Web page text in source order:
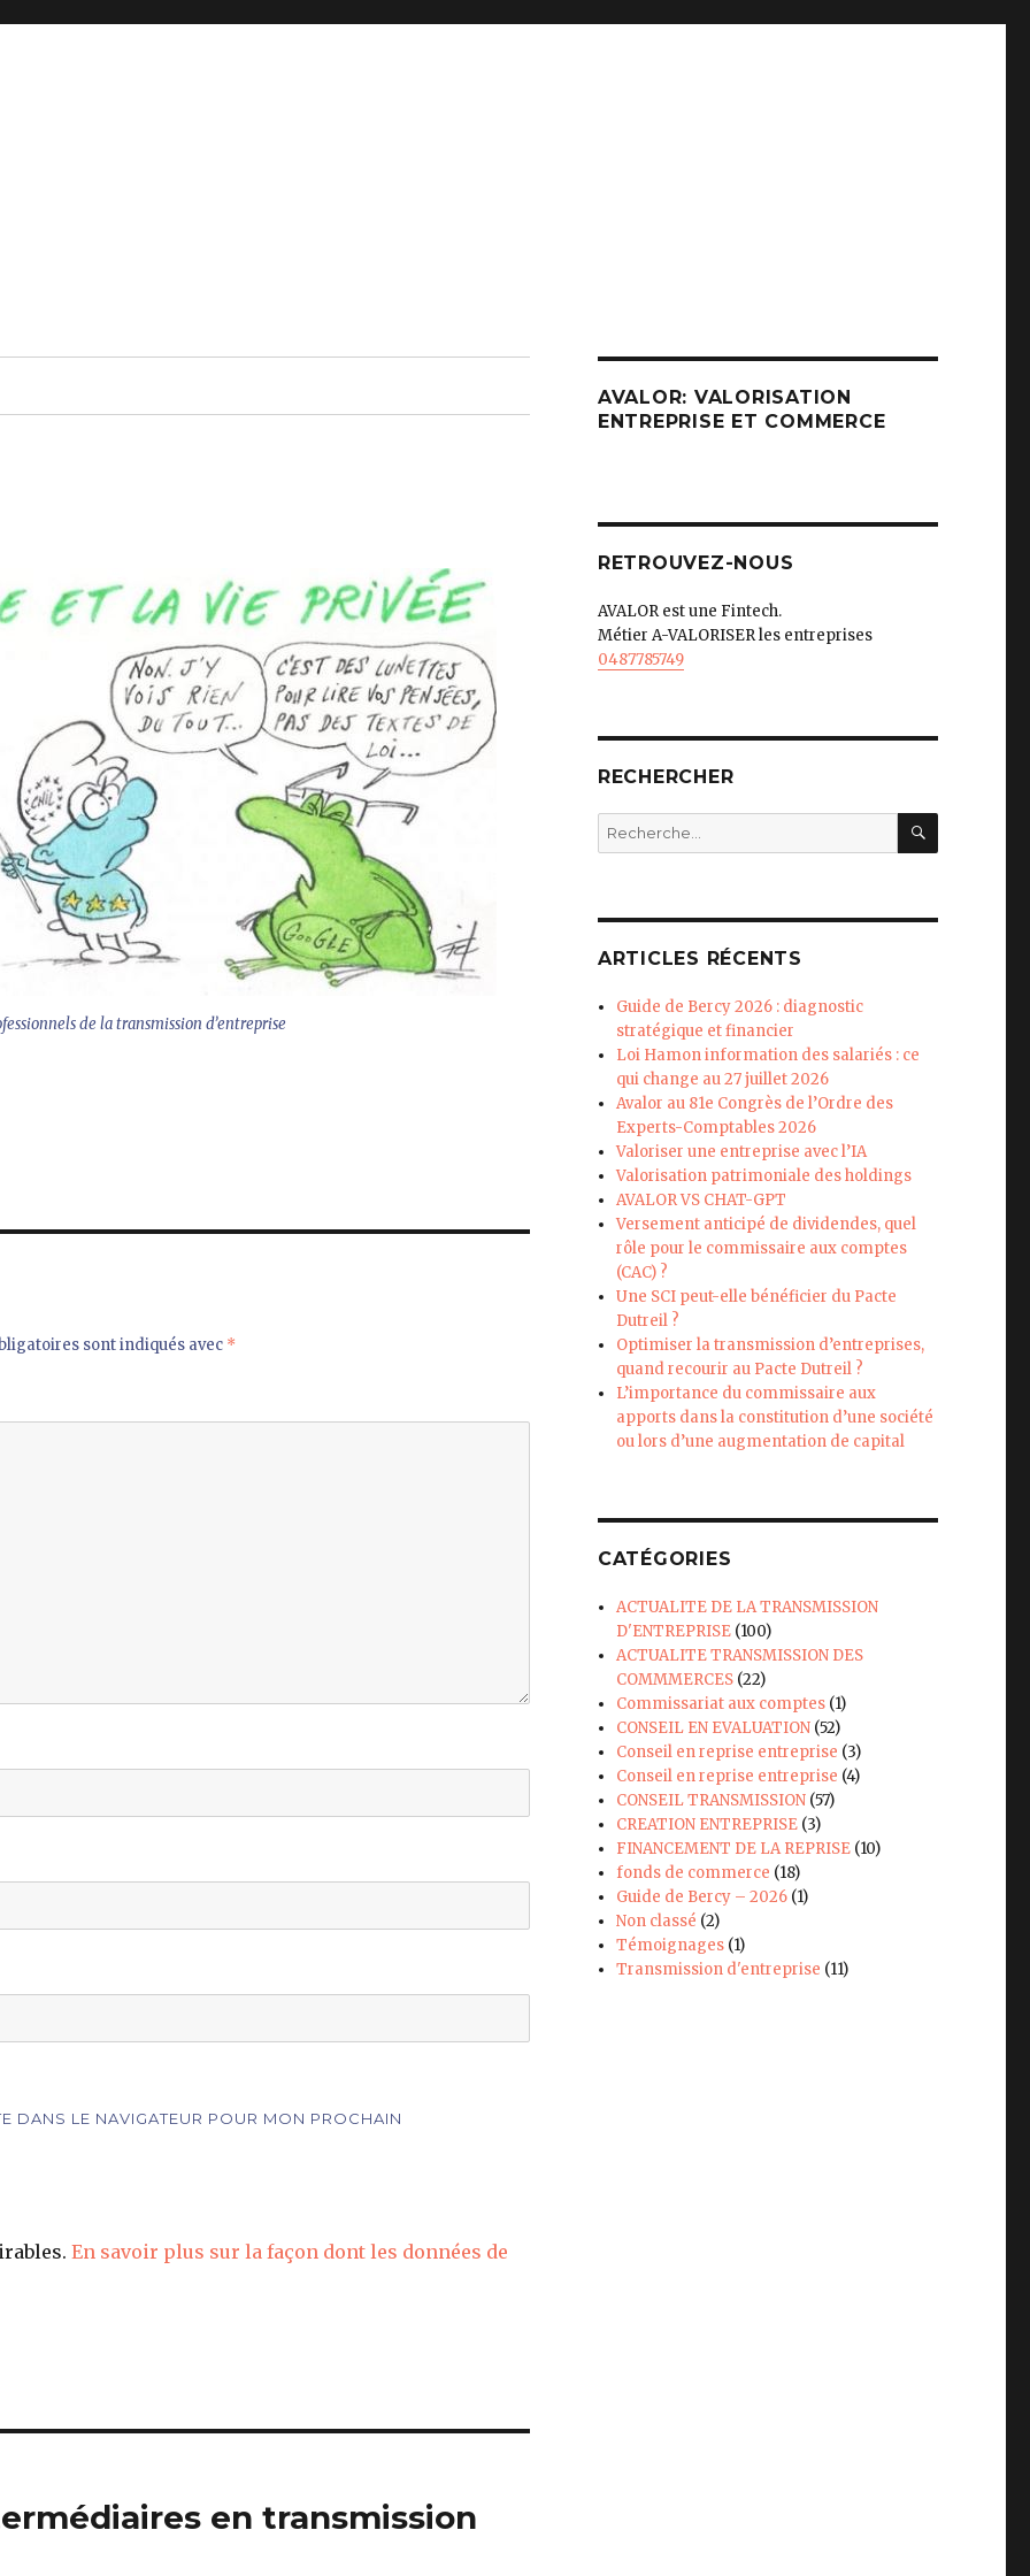
de la transmission d’entreprise
sont indiqués avec *
DANS LE NAVIGATEUR POUR MON PROCHAIN
En savoir plus sur la façon dont les données de
en transmission
AVALOR: VALORISATION
ENTREPRISE ET COMMERCE
RETROUVEZ-NOUS
AVALOR est une Fintech.
Métier A-VALORISER les entreprises
0487785749
RECHERCHER
Recherche
pour
ARTICLES RÉCENTS
Guide de Bercy 2026 : diagnostic
stratégique et financier
Loi Hamon information des salariés : ce
qui change au 27 juillet 2026
Avalor au 81e Congrès de l’Ordre des
Experts-Comptables 2026
Valoriser une entreprise avec l’IA
Valorisation patrimoniale des holdings
AVALOR VS CHAT-GPT
Versement anticipé de dividendes, quel
rôle pour le commissaire aux comptes
(CAC) ?
Une SCI peut-elle bénéficier du Pacte
Dutreil ?
Optimiser la transmission d’entreprises,
quand recourir au Pacte Dutreil ?
L’importance du commissaire aux
apports dans la constitution d’une société
ou lors d’une augmentation de capital
CATÉGORIES
ACTUALITE DE LA TRANSMISSION
D'ENTREPRISE (100)
ACTUALITE TRANSMISSION DES
COMMMERCES (22)
Commissariat aux comptes (1)
CONSEIL EN EVALUATION (52)
Conseil en reprise entreprise (3)
Conseil en reprise entreprise (4)
CONSEIL TRANSMISSION (57)
CREATION ENTREPRISE (3)
FINANCEMENT DE LA REPRISE (10)
fonds de commerce (18)
Guide de Bercy – 2026 (1)
Non classé (2)
Témoignages (1)
Transmission d'entreprise (11)